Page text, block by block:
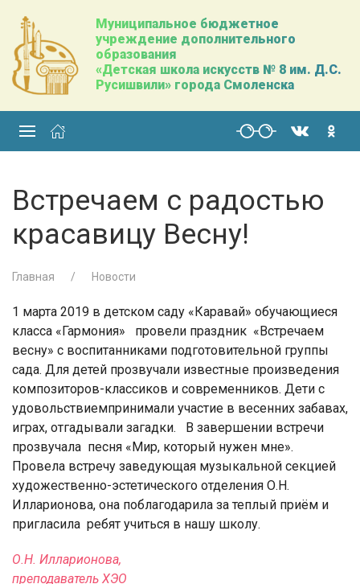
Муниципальное бюджетное
учреждение дополнительного
образования
«Детская школа искусств № 8 им. Д.С.
Русишвили» города Смоленска
Встречаем с радостью
красавицу Весну!
Главная Новости
1 марта 2019 в детском саду «Каравай» обучающиеся
класса «Гармония»
провели праздник «Встречаем
весну» с воспитанниками подготовительной группы
сада. Для детей прозвучали известные произведения
композиторов-классиков и современников. Дети с
удовольствиемпринимали участие в весенних забавах,
играх, отгадывали загадки.
В завершении встречи
прозвучала песня «Мир, который нужен мне».
Провела встречу заведующая музыкальной секцией
художественно-эстетического отделения О.Н.
Илларионова, она поблагодарила за теплый приём и
пригласила ребят учиться в нашу школу.
О.Н. Илларионова,
преподаватель ХЭО